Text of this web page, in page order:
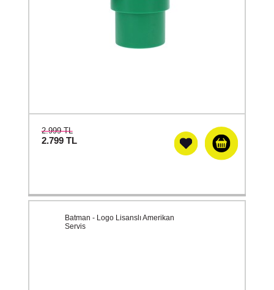
2.999 TL
2.799 TL
Batman - Logo Lisanslı Amerikan
Servis